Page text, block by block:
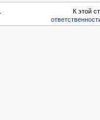
К этой